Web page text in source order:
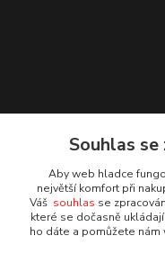
Souhlas
Aby web hladce
největší komfort při
Váš souhlas se
které se dočasně
ho dáte a pomůžete nám